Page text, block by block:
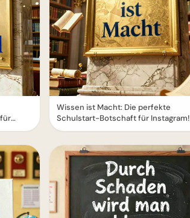
Wissen ist Macht: Die perfekte
Schulstart-Botschaft für Instagram!